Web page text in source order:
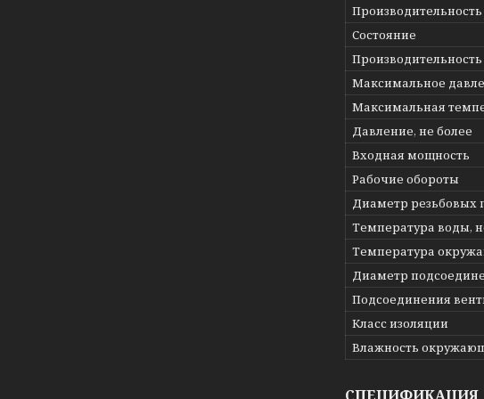
Производительность
Состояние
Максимальное
Максимальная
Давление, не более
Входная мощность
Рабочие обороты
Диаметр резьбовых
Температура воды,
Температура
Диаметр
Подсоединения
Класс изоляции
Влажность